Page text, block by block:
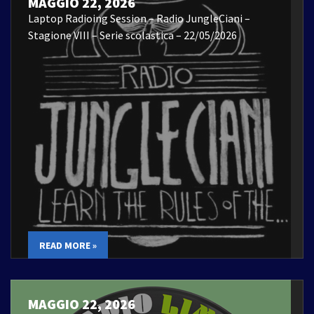
Laptop Radioing Session – Radio JungleCiani –
Stagione VIII – Serie scolastica – 22/05/2026
READ MORE »
MAGGIO 22, 2026